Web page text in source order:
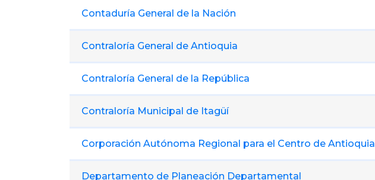
Contaduría General de la Nación
Contraloría General de Antioquia
Contraloría General de la República
Contraloría Municipal de Itagüí
Corporación Autónoma Regional para el Centro de Antioquia
Departamento de Planeación Departamental